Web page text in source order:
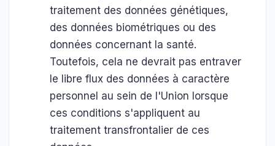
traitement des données génétiques,
des données biométriques ou des
données concernant la santé.
Toutefois, cela ne devrait pas entraver
le libre flux des données à caractère
personnel au sein de l'Union lorsque
ces conditions s'appliquent au
traitement transfrontalier de ces